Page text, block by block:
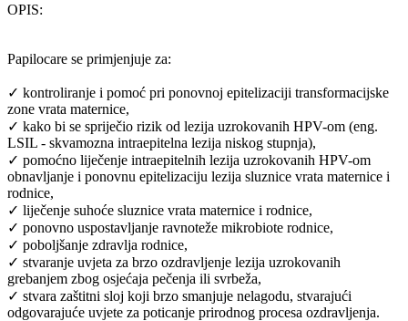
OPIS:
Papilocare se primjenjuje za:
✓ kontroliranje i pomoć pri ponovnoj epitelizaciji transformacijske
zone vrata maternice,
✓ kako bi se spriječio rizik od lezija uzrokovanih HPV-om (eng.
LSIL - skvamozna intraepitelna lezija niskog stupnja),
✓ pomoćno liječenje intraepitelnih lezija uzrokovanih HPV-om
obnavljanje i ponovnu epitelizaciju lezija sluznice vrata maternice i
rodnice,
✓ liječenje suhoće sluznice vrata maternice i rodnice,
✓ ponovno uspostavljanje ravnoteže mikrobiote rodnice,
✓ poboljšanje zdravlja rodnice,
✓ stvaranje uvjeta za brzo ozdravljenje lezija uzrokovanih
grebanjem zbog osjećaja pečenja ili svrbeža,
✓ stvara zaštitni sloj koji brzo smanjuje nelagodu, stvarajući
odgovarajuće uvjete za poticanje prirodnog procesa ozdravljenja.